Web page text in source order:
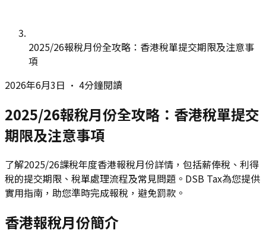
2025/26報稅月份全攻略：香港稅單提交期限及注意事
項
2026年6月3日 • 4分鐘閱讀
2025/26報稅月份全攻略：香港稅單提交
期限及注意事項
了解2025/26課稅年度香港報稅月份詳情，包括薪俸稅、利得
稅的提交期限、稅單處理流程及常見問題。DSB Tax為您提供
實用指南，助您準時完成報稅，避免罰款。
香港報稅月份簡介